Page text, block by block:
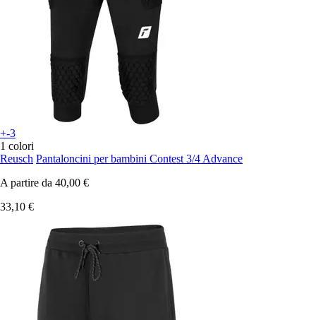
+-3
1 colori
Reusch Pantaloncini per bambini Contest 3/4 Advance
A partire da 40,00 €
33,10 €